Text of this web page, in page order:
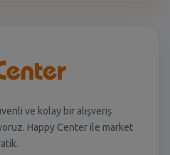
ve kolay bir alışveriş
Happy Center ile market